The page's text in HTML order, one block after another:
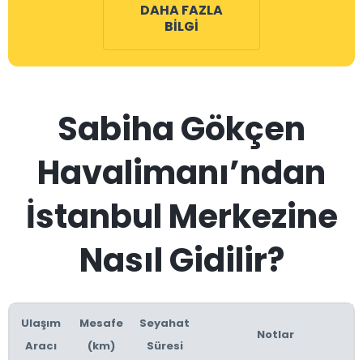
DAHA FAZLA
BILGI
Sabiha Gökçen
Havalimanı’ndan
İstanbul Merkezine
Nasıl Gidilir?
Ulaşım
Aracı
Mesafe
(km)
Seyahat
Süresi
Notlar